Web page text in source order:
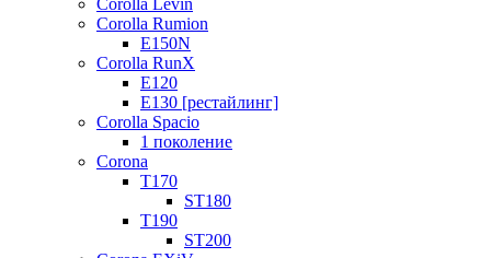
Corolla Levin
Corolla Rumion
E150N
Corolla RunX
E120
E130 [рестайлинг]
Corolla Spacio
1 поколение
Corona
T170
ST180
T190
ST200